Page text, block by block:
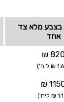
מלא צד
אחד
820 ₪
1150